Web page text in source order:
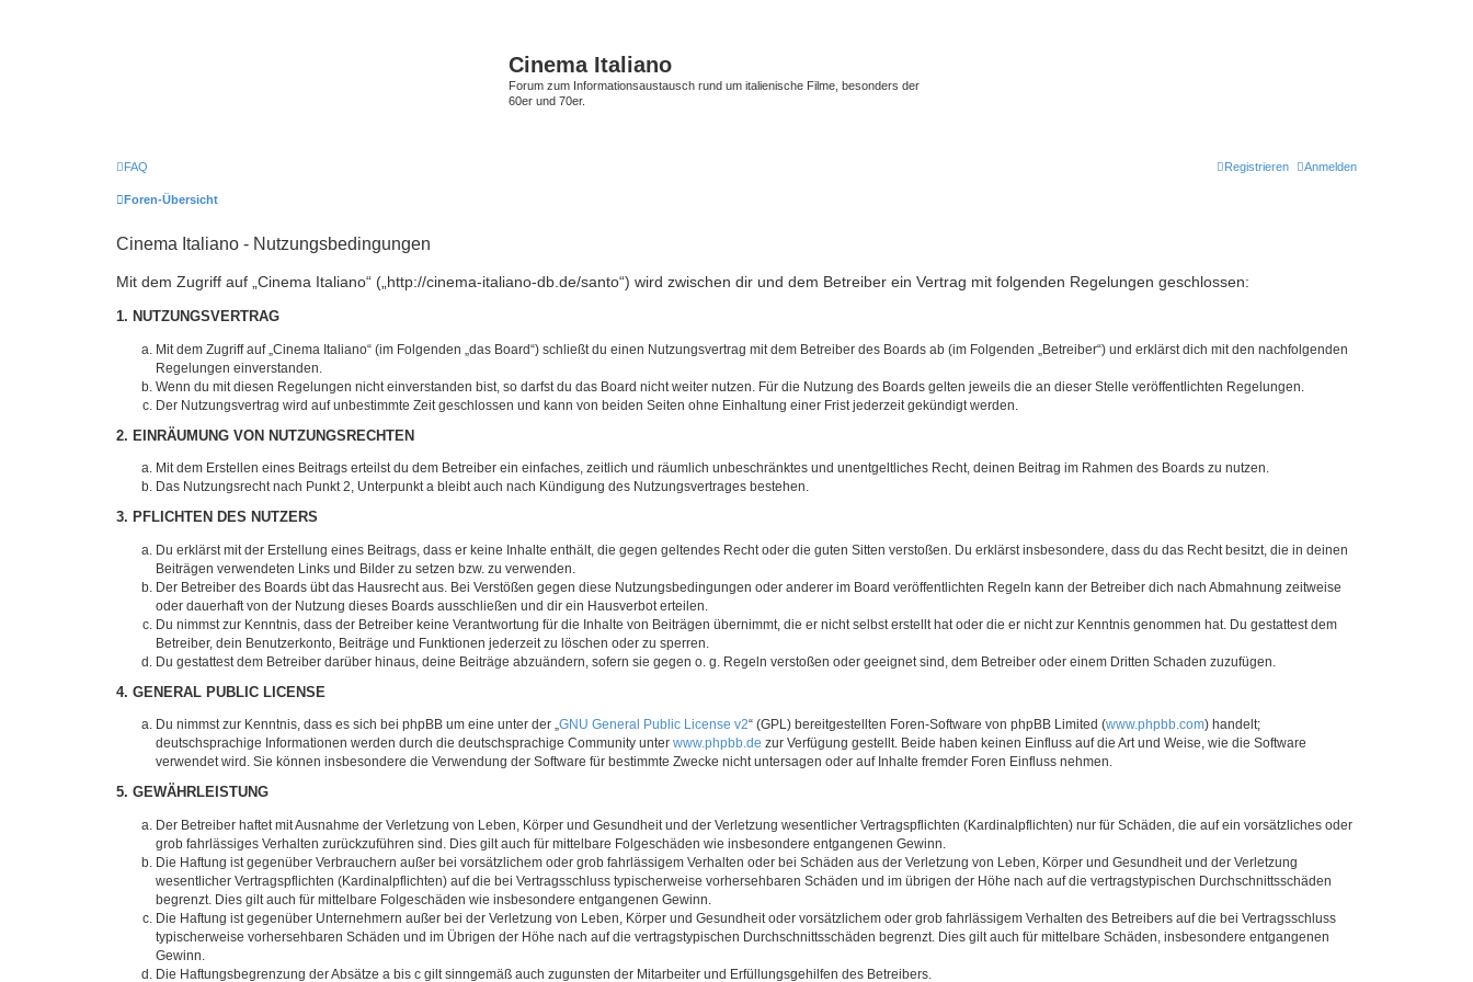
Cinema Italiano
Forum zum Informationsaustausch rund um italienische Filme, besonders der
60er und 70er.
FAQ Anmelden
Registrieren
Foren-Übersicht
Cinema Italiano - Nutzungsbedingungen
Mit dem Zugriff auf „Cinema Italiano“ („http://cinema-italiano-db.de/santo“) wird zwischen dir und dem Betreiber ein Vertrag mit folgenden Regelungen geschlossen:
1. NUTZUNGSVERTRAG
Mit dem Zugriff auf „Cinema Italiano“ (im Folgenden „das Board“) schließt du einen Nutzungsvertrag mit dem Betreiber des Boards ab (im Folgenden „Betreiber“) und erklärst dich mit den nachfolgenden
Regelungen einverstanden.
Wenn du mit diesen Regelungen nicht einverstanden bist, so darfst du das Board nicht weiter nutzen. Für die Nutzung des Boards gelten jeweils die an dieser Stelle veröffentlichten Regelungen.
Der Nutzungsvertrag wird auf unbestimmte Zeit geschlossen und kann von beiden Seiten ohne Einhaltung einer Frist jederzeit gekündigt werden.
2. EINRÄUMUNG VON NUTZUNGSRECHTEN
Mit dem Erstellen eines Beitrags erteilst du dem Betreiber ein einfaches, zeitlich und räumlich unbeschränktes und unentgeltliches Recht, deinen Beitrag im Rahmen des Boards zu nutzen.
Das Nutzungsrecht nach Punkt 2, Unterpunkt a bleibt auch nach Kündigung des Nutzungsvertrages bestehen.
3. PFLICHTEN DES NUTZERS
Du erklärst mit der Erstellung eines Beitrags, dass er keine Inhalte enthält, die gegen geltendes Recht oder die guten Sitten verstoßen. Du erklärst insbesondere, dass du das Recht besitzt, die in deinen
Beiträgen verwendeten Links und Bilder zu setzen bzw. zu verwenden.
Der Betreiber des Boards übt das Hausrecht aus. Bei Verstößen gegen diese Nutzungsbedingungen oder anderer im Board veröffentlichten Regeln kann der Betreiber dich nach Abmahnung zeitweise
oder dauerhaft von der Nutzung dieses Boards ausschließen und dir ein Hausverbot erteilen.
Du nimmst zur Kenntnis, dass der Betreiber keine Verantwortung für die Inhalte von Beiträgen übernimmt, die er nicht selbst erstellt hat oder die er nicht zur Kenntnis genommen hat. Du gestattest dem
Betreiber, dein Benutzerkonto, Beiträge und Funktionen jederzeit zu löschen oder zu sperren.
Du gestattest dem Betreiber darüber hinaus, deine Beiträge abzuändern, sofern sie gegen o. g. Regeln verstoßen oder geeignet sind, dem Betreiber oder einem Dritten Schaden zuzufügen.
4. GENERAL PUBLIC LICENSE
Du nimmst zur Kenntnis, dass es sich bei phpBB um eine unter der „GNU General Public License v2“ (GPL) bereitgestellten Foren-Software von phpBB Limited (www.phpbb.com) handelt;
deutschsprachige Informationen werden durch die deutschsprachige Community unter www.phpbb.de zur Verfügung gestellt. Beide haben keinen Einfluss auf die Art und Weise, wie die Software
verwendet wird. Sie können insbesondere die Verwendung der Software für bestimmte Zwecke nicht untersagen oder auf Inhalte fremder Foren Einfluss nehmen.
5. GEWÄHRLEISTUNG
Der Betreiber haftet mit Ausnahme der Verletzung von Leben, Körper und Gesundheit und der Verletzung wesentlicher Vertragspflichten (Kardinalpflichten) nur für Schäden, die auf ein vorsätzliches oder
grob fahrlässiges Verhalten zurückzuführen sind. Dies gilt auch für mittelbare Folgeschäden wie insbesondere entgangenen Gewinn.
Die Haftung ist gegenüber Verbrauchern außer bei vorsätzlichem oder grob fahrlässigem Verhalten oder bei Schäden aus der Verletzung von Leben, Körper und Gesundheit und der Verletzung
wesentlicher Vertragspflichten (Kardinalpflichten) auf die bei Vertragsschluss typischerweise vorhersehbaren Schäden und im übrigen der Höhe nach auf die vertragstypischen Durchschnittsschäden
begrenzt. Dies gilt auch für mittelbare Folgeschäden wie insbesondere entgangenen Gewinn.
Die Haftung ist gegenüber Unternehmern außer bei der Verletzung von Leben, Körper und Gesundheit oder vorsätzlichem oder grob fahrlässigem Verhalten des Betreibers auf die bei Vertragsschluss
typischerweise vorhersehbaren Schäden und im Übrigen der Höhe nach auf die vertragstypischen Durchschnittsschäden begrenzt. Dies gilt auch für mittelbare Schäden, insbesondere entgangenen
Gewinn.
Die Haftungsbegrenzung der Absätze a bis c gilt sinngemäß auch zugunsten der Mitarbeiter und Erfüllungsgehilfen des Betreibers.